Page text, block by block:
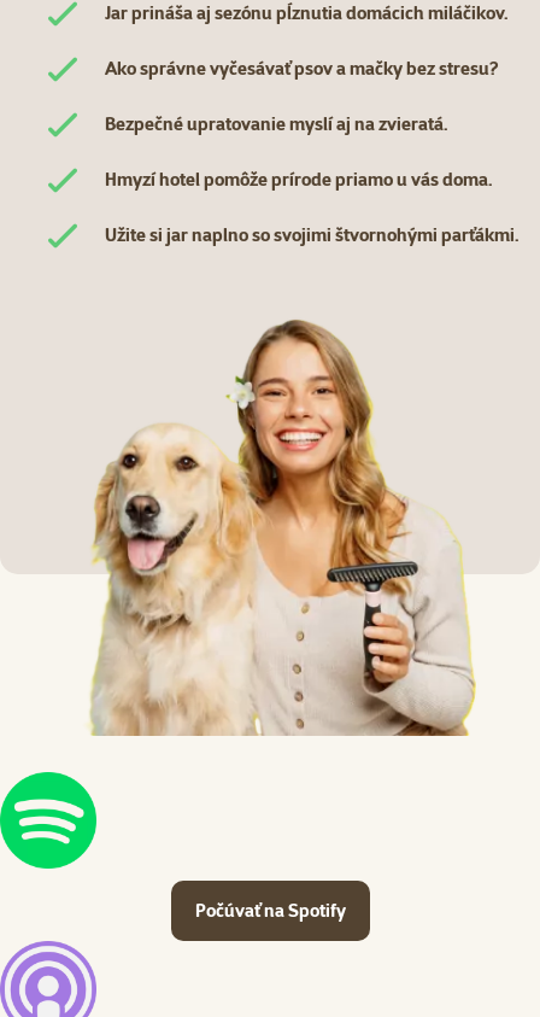
Jar prináša aj sezónu pĺznutia domácich miláčikov.
Ako správne vyčesávať psov a mačky bez stresu?
Bezpečné upratovanie myslí aj na zvieratá.
Hmyzí hotel pomôže prírode priamo u vás doma.
Užite si jar naplno so svojimi štvornohými parťákmi.
Počúvať na Spotify